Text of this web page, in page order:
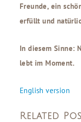
Freunde, ein
erfüllt und
In diesem Sinne:
lebt im Moment.
English version
Related